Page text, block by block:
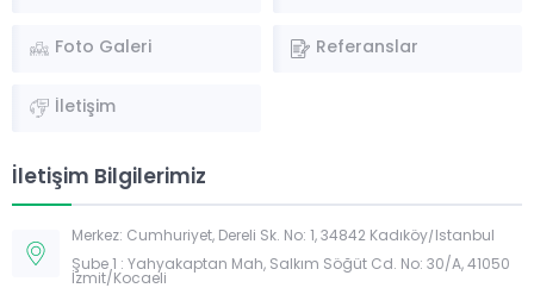
Foto Galeri Referanslar
İletişim
İletişim Bilgilerimiz
Merkez: Cumhuriyet, Dereli Sk. No: 1, 34842 Kadıköy/İstanbul
Şube 1 : Yahyakaptan Mah, Salkım Söğüt Cd. No: 30/A, 41050
İzmit/Kocaeli